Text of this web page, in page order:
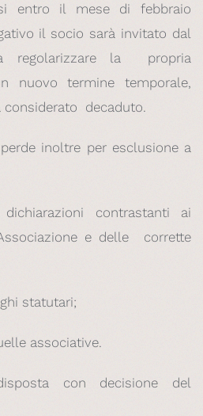
entro il mese di febbraio
il socio sarà invitato dal
regolarizzare la propria
nuovo termine temporale,
considerato decaduto.
inoltre per esclusione a
contrastanti ai
e delle corrette
statutari;
associative.
con decisione del